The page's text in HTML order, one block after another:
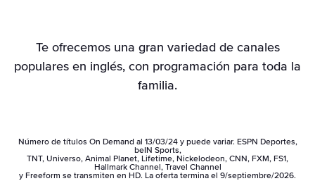
Te ofrecemos una gran variedad de canales
populares en inglés, con programación para toda la
familia.
Número de títulos On Demand al 13/03/24 y puede variar. ESPN Deportes,
beIN Sports,
TNT, Universo, Animal Planet, Lifetime, Nickelodeon, CNN, FXM, FS1,
Hallmark Channel, Travel Channel
y Freeform se transmiten en HD. La oferta termina el 9/septiembre/2026.